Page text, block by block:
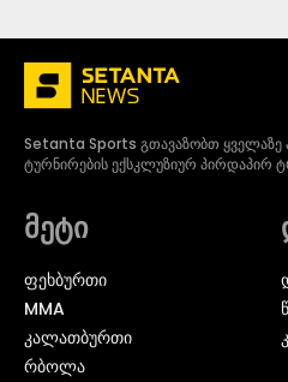
Setanta Sports გთავაზობთ
ტურნირების ექსკლუზიურ პირდაპირ
მეტი
ᲤᲔᲮᲑᲣᲠᲗᲘ
MMA
ᲙᲐᲚᲐᲗᲑᲣᲠᲗᲘ
ᲠᲑᲝᲚᲐ